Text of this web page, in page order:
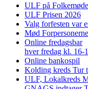
ULF på
ULF Prisen 2026
Valg forfesten var
Mød
Online fredagsbar
hver fredag kl. 16-
Online bankospil
Kolding kreds Tur
ULF, Lokalkreds